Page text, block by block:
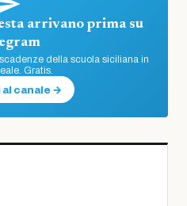
arrivano prima su
della scuola siciliana in
Gratis.
canale →